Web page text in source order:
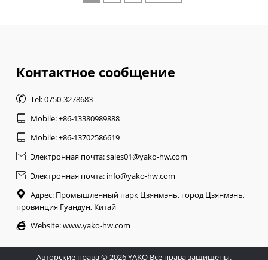
Контактное сообщение
 Tel: 0750-3278683
 Mobile: +86-13380989888
 Mobile: +86-13702586619
 Электронная почта: sales01@yako-hw.com
 Электронная почта: info@yako-hw.com

Адрес: Промышленный парк Цзянмэнь, город Цзянмэнь,
провинция Гуандун, Китай
 Website:www.yako-hw.com
Авторские права © 2026 YAKO Все права защищены.